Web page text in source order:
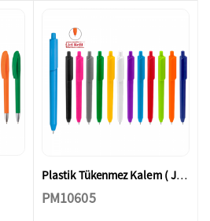
Plastik Tükenmez Kalem ( Jel Refil )
PM10605